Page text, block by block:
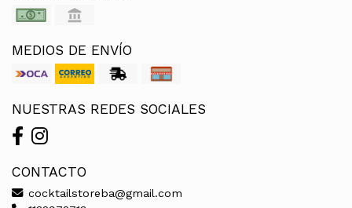
MEDIOS DE ENVÍO
NUESTRAS REDES SOCIALES
CONTACTO
cocktailstoreba@gmail.com